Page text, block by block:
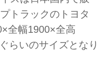
トラックのトヨタ
全幅1900×全高
らいのサイズとなり